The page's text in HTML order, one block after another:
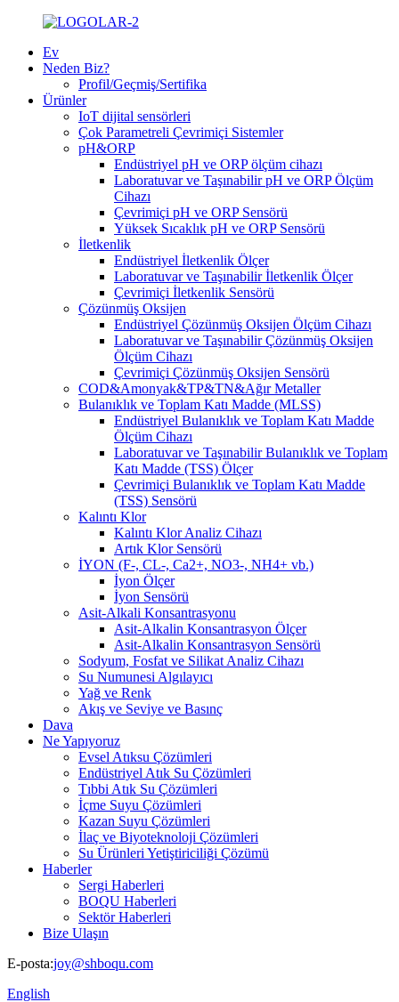
Ev
Neden Biz?
Profil/Geçmiş/Sertifika
Ürünler
IoT dijital sensörleri
Çok Parametreli Çevrimiçi Sistemler
pH&ORP
Endüstriyel pH ve ORP ölçüm cihazı
Laboratuvar ve Taşınabilir pH ve ORP Ölçüm
Cihazı
Çevrimiçi pH ve ORP Sensörü
Yüksek Sıcaklık pH ve ORP Sensörü
İletkenlik
Endüstriyel İletkenlik Ölçer
Laboratuvar ve Taşınabilir İletkenlik Ölçer
Çevrimiçi İletkenlik Sensörü
Çözünmüş Oksijen
Endüstriyel Çözünmüş Oksijen Ölçüm Cihazı
Laboratuvar ve Taşınabilir Çözünmüş Oksijen
Ölçüm Cihazı
Çevrimiçi Çözünmüş Oksijen Sensörü
COD&Amonyak&TP&TN&Ağır Metaller
Bulanıklık ve Toplam Katı Madde (MLSS)
Endüstriyel Bulanıklık ve Toplam Katı Madde
Ölçüm Cihazı
Laboratuvar ve Taşınabilir Bulanıklık ve Toplam
Katı Madde (TSS) Ölçer
Çevrimiçi Bulanıklık ve Toplam Katı Madde
(TSS) Sensörü
Kalıntı Klor
Kalıntı Klor Analiz Cihazı
Artık Klor Sensörü
İYON (F-, CL-, Ca2+, NO3-, NH4+ vb.)
İyon Ölçer
İyon Sensörü
Asit-Alkali Konsantrasyonu
Asit-Alkalin Konsantrasyon Ölçer
Asit-Alkalin Konsantrasyon Sensörü
Sodyum, Fosfat ve Silikat Analiz Cihazı
Su Numunesi Algılayıcı
Yağ ve Renk
Akış ve Seviye ve Basınç
Dava
Ne Yapıyoruz
Evsel Atıksu Çözümleri
Endüstriyel Atık Su Çözümleri
Tıbbi Atık Su Çözümleri
İçme Suyu Çözümleri
Kazan Suyu Çözümleri
İlaç ve Biyoteknoloji Çözümleri
Su Ürünleri Yetiştiriciliği Çözümü
Haberler
Sergi Haberleri
BOQU Haberleri
Sektör Haberleri
Bize Ulaşın
E-posta:joy@shboqu.com
English